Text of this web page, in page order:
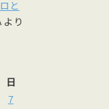
と
より
日
7